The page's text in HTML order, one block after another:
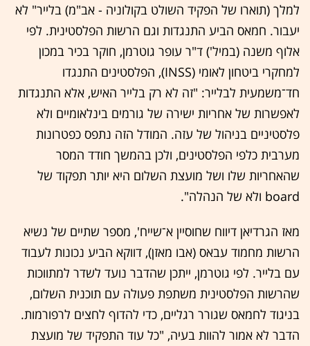
למלך (תוארו של הפקיד השולט בקולוניה - אב"מ) בלייר" לא
יעבור. חמאס הביע התנגדות וגם הרשות הפלסטינית. לפי
אלוף משנה (במיל') ד"ר עופר גוטרמן, חוקר בכיר במכון
למחקרי ביטחון לאומי (INSS), הפלסטינים התנגדו
חד־משמעית לבלייר: "זה לא רק בלייר האיש, אלא התנגדות
לאפשרות של אחריות ישירה של גורמים בינלאומיים ולא
פלסטיניים בניהול של עזה. המודל הזה נתפס כפטרונות
מערבית כלפי הפלסטינים, ולכן בהמשך חודד המסר
שהאחריות שלו ושל מועצת השלום היא יותר תפקוד של
board ולא של הנהלה".
מאז הגרדיאן דיווח שחוסיין א־שייח', מספר שתיים של נשיא
הרשות מחמוד עבאס (אבו מאזן), דווקא הביע נכונות לעבוד
עם בלייר. לפי גוטרמן, ייתכן שהדבר נועד לשדר למתווכות
שהרשות הפלסטינית משתפת פעולה עם תוכנית השלום,
בניגוד לחמאס שגורר רגליים, כדי להדוף לחצים לרפורמות.
הדבר לא אמור להוות בעיה, "כל עוד התפקיד של מועצת